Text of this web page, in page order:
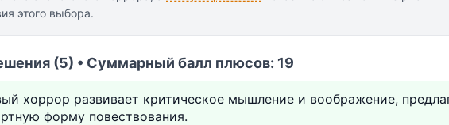
этого выбора.
(5) • Суммарный балл плюсов: 19
хоррор развивает критическое мышление и воображение,
форму повествования.